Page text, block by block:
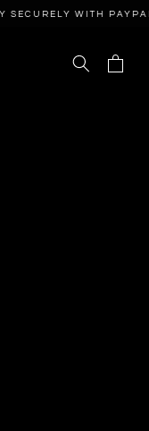
WITH PAYPAL
Cart